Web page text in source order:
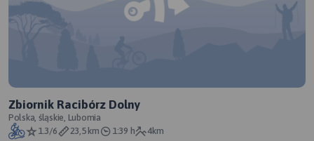
Zbiornik Racibórz Dolny
Polska, śląskie, Lubomia
1.3/6
23,5 km 1:39 h 4km